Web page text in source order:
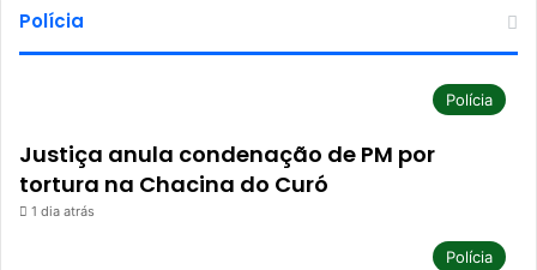
Polícia
Polícia
Justiça anula condenação de PM por
tortura na Chacina do Curó
1 dia atrás
Polícia